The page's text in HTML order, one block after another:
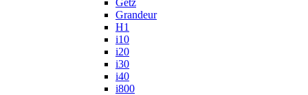
Grandeur
H1
i10
i20
i30
i40
i800